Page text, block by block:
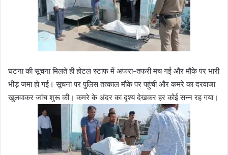
घटना की सूचना मिलते ही होटल स्टाफ में अफरा-तफरी मच गई और मौके पर भारी
भीड़ जमा हो गई। सूचना पर पुलिस तत्काल मौके पर पहुंची और कमरे का दरवाजा
खुलवाकर जांच शुरू की। कमरे के अंदर का दृश्य देखकर हर कोई सन्न रह गया।